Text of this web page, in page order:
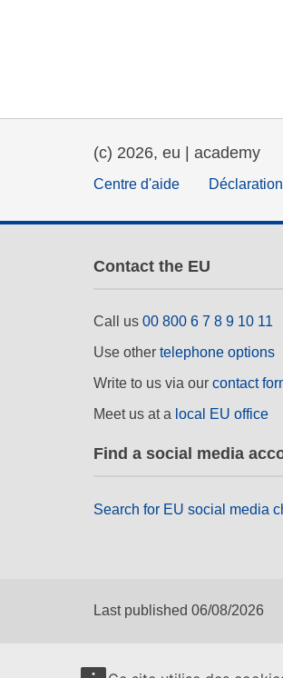
(c) 2026, eu | academy
Centre d'aide
Contact the EU
Call us 00 800 6 7 8 9 10 11
Use other telephone options
Write to us via our contact
Meet us at a local EU office
Find a social media
Search for EU social media
Last published 06/08/2026